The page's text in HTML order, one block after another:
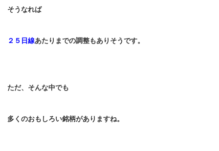
そうなれば
２５日線あたりまでの調整もありそうです。
ただ、そんな中でも
多くのおもしろい銘柄がありますね。